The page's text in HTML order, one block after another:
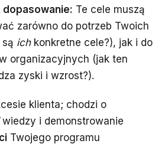
dopasowanie: Te cele muszą
zarówno do potrzeb Twoich
ichkonkretne cele?), jak i do
organizacyjnych (jak ten
zyski i wzrost?).
klienta; chodzi o
wiedzy i demonstrowanie
Twojego programu